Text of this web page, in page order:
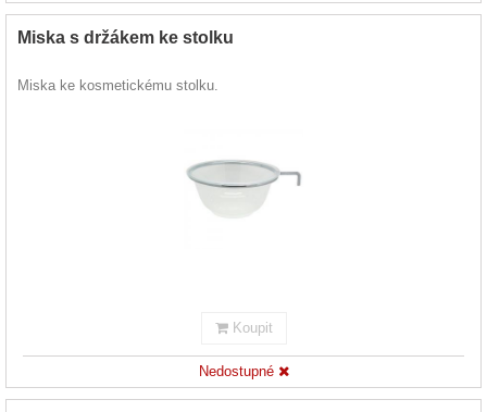
Miska s držákem ke stolku
Miska ke kosmetickému stolku.
Koupit
Nedostupné